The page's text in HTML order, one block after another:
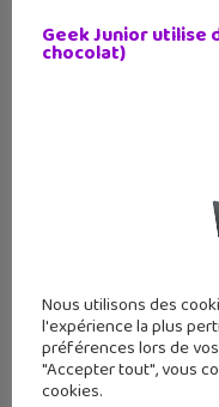
Comment
le dans le
Geek Junior utilise
chocolat)
Nous utilisons des
l'expérience la plus
préférences lors de
"Accepter tout", vous
cookies.